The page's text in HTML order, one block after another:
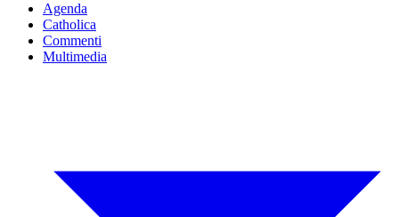
Agenda
Catholica
Commenti
Multimedia